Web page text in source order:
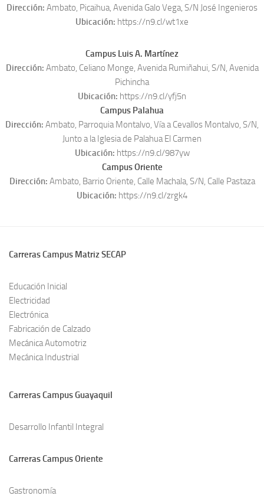
Dirección: Ambato, Picaihua, Avenida Galo Vega, S/N José Ingenieros
Ubicación: https://n9.cl/wt1xe
Campus Luis A. Martínez
Dirección: Ambato, Celiano Monge, Avenida Rumiñahui, S/N, Avenida
Pichincha
Ubicación: https://n9.cl/yfj5n
Campus Palahua
Dirección: Ambato, Parroquia Montalvo, Vía a Cevallos Montalvo, S/N,
Junto a la Iglesia de Palahua El Carmen
Ubicación: https://n9.cl/987yw
Campus Oriente
Dirección: Ambato, Barrio Oriente, Calle Machala, S/N, Calle Pastaza
Ubicación: https://n9.cl/zrgk4
Carreras Campus Matriz SECAP
Educación Inicial
Electricidad
Electrónica
Fabricación de Calzado
Mecánica Automotriz
Mecánica Industrial
Carreras Campus Guayaquil
Desarrollo Infantil Integral
Carreras Campus Oriente
Gastronomía